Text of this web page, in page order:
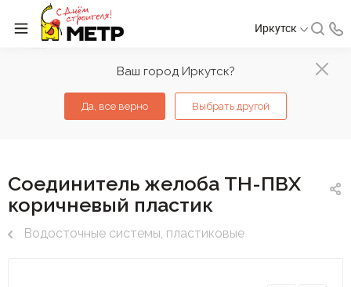
Ваш город Иркутск?
Да, все верно Выбрать другой
Иркутск
Соединитель желоба ТН-ПВХ
коричневый пластик
Водосточные системы, пластиковые